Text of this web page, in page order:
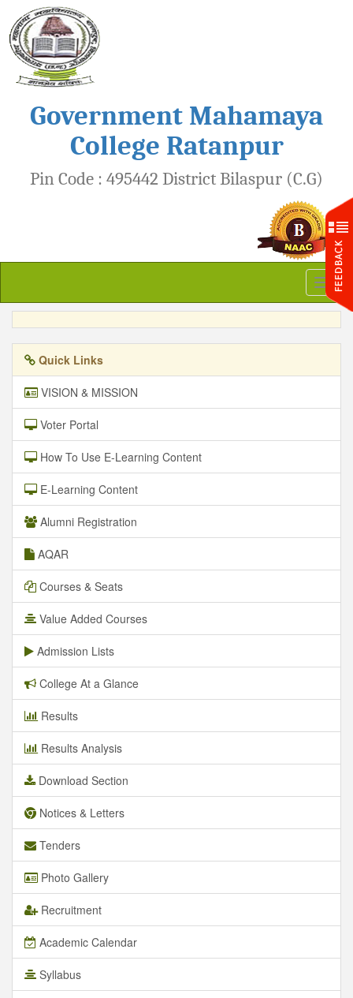
Government Mahamaya
College Ratanpur
Pin Code : 495442 District Bilaspur (C.G)
Quick Links
VISION & MISSION
Voter Portal
How To Use E-Learning Content
E-Learning Content
Alumni Registration
AQAR
Courses & Seats
Value Added Courses
Admission Lists
College At a Glance
Results
Results Analysis
Download Section
Notices & Letters
Tenders
Photo Gallery
Recruitment
Academic Calendar
Syllabus